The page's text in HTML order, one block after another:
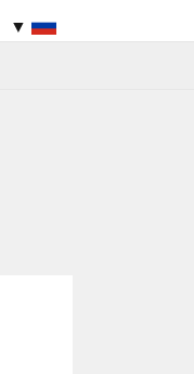
▼